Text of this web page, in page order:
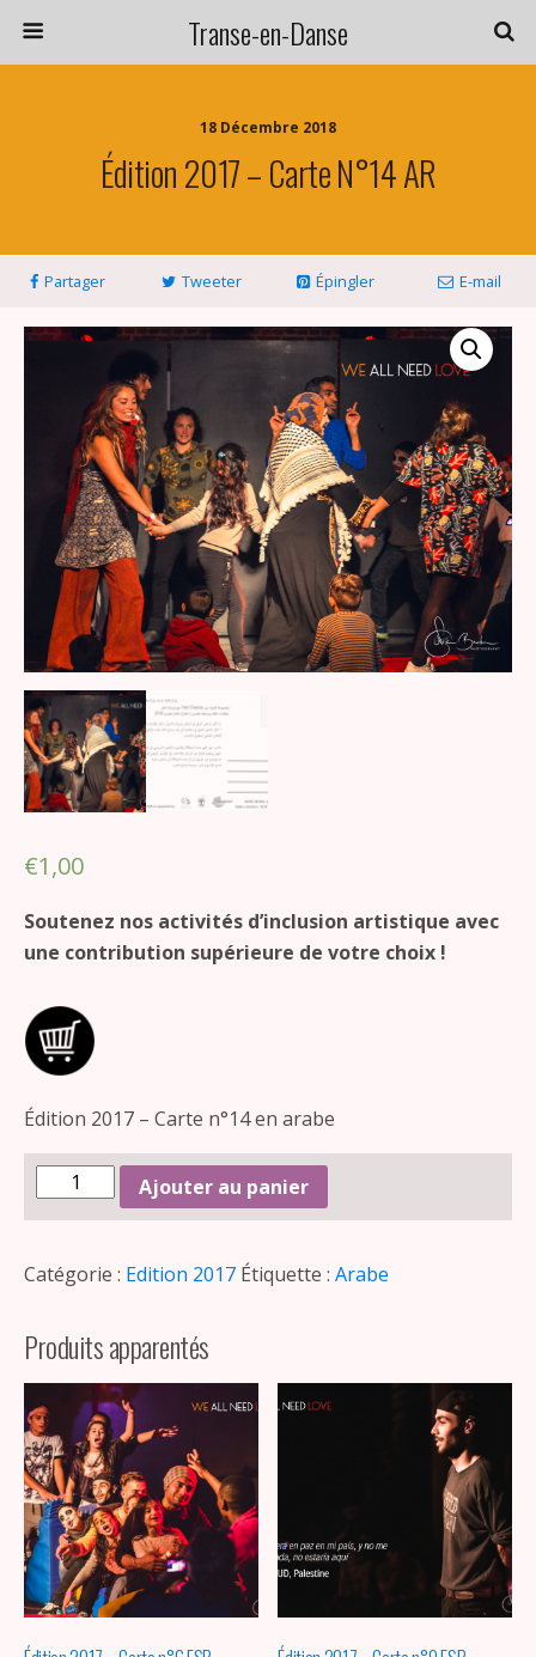
Transe-en-Danse
18 Décembre 2018
Édition 2017 – Carte N°14 AR
Partager Tweeter Épingler E-mail
€1,00
Soutenez nos activités d’inclusion artistique avec
une contribution supérieure de votre choix !
Édition 2017 – Carte n°14 en arabe
Ajouter au panier
Catégorie : Edition 2017 Étiquette : Arabe
Produits apparentés